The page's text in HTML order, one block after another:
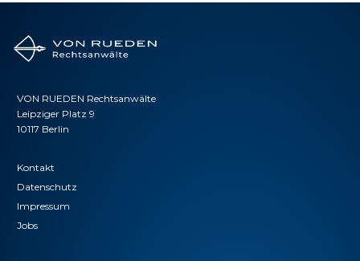
VON RUEDEN Rechtsanwälte
Leipziger Platz 9
10117 Berlin
Kontakt
Datenschutz
Impressum
Jobs